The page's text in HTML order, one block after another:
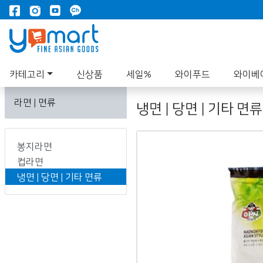
카테고리 신상품 세일% 와이푸드 와이베
라면 | 면류
봉지라면
컵라면
냉면 | 당면 | 기타 면류
냉면 | 당면 | 기타 면류